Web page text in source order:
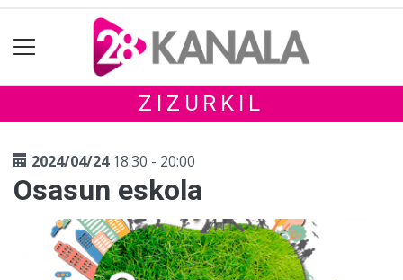
ZIZURKIL
2024/04/2418:30 - 20:00
Osasun eskola